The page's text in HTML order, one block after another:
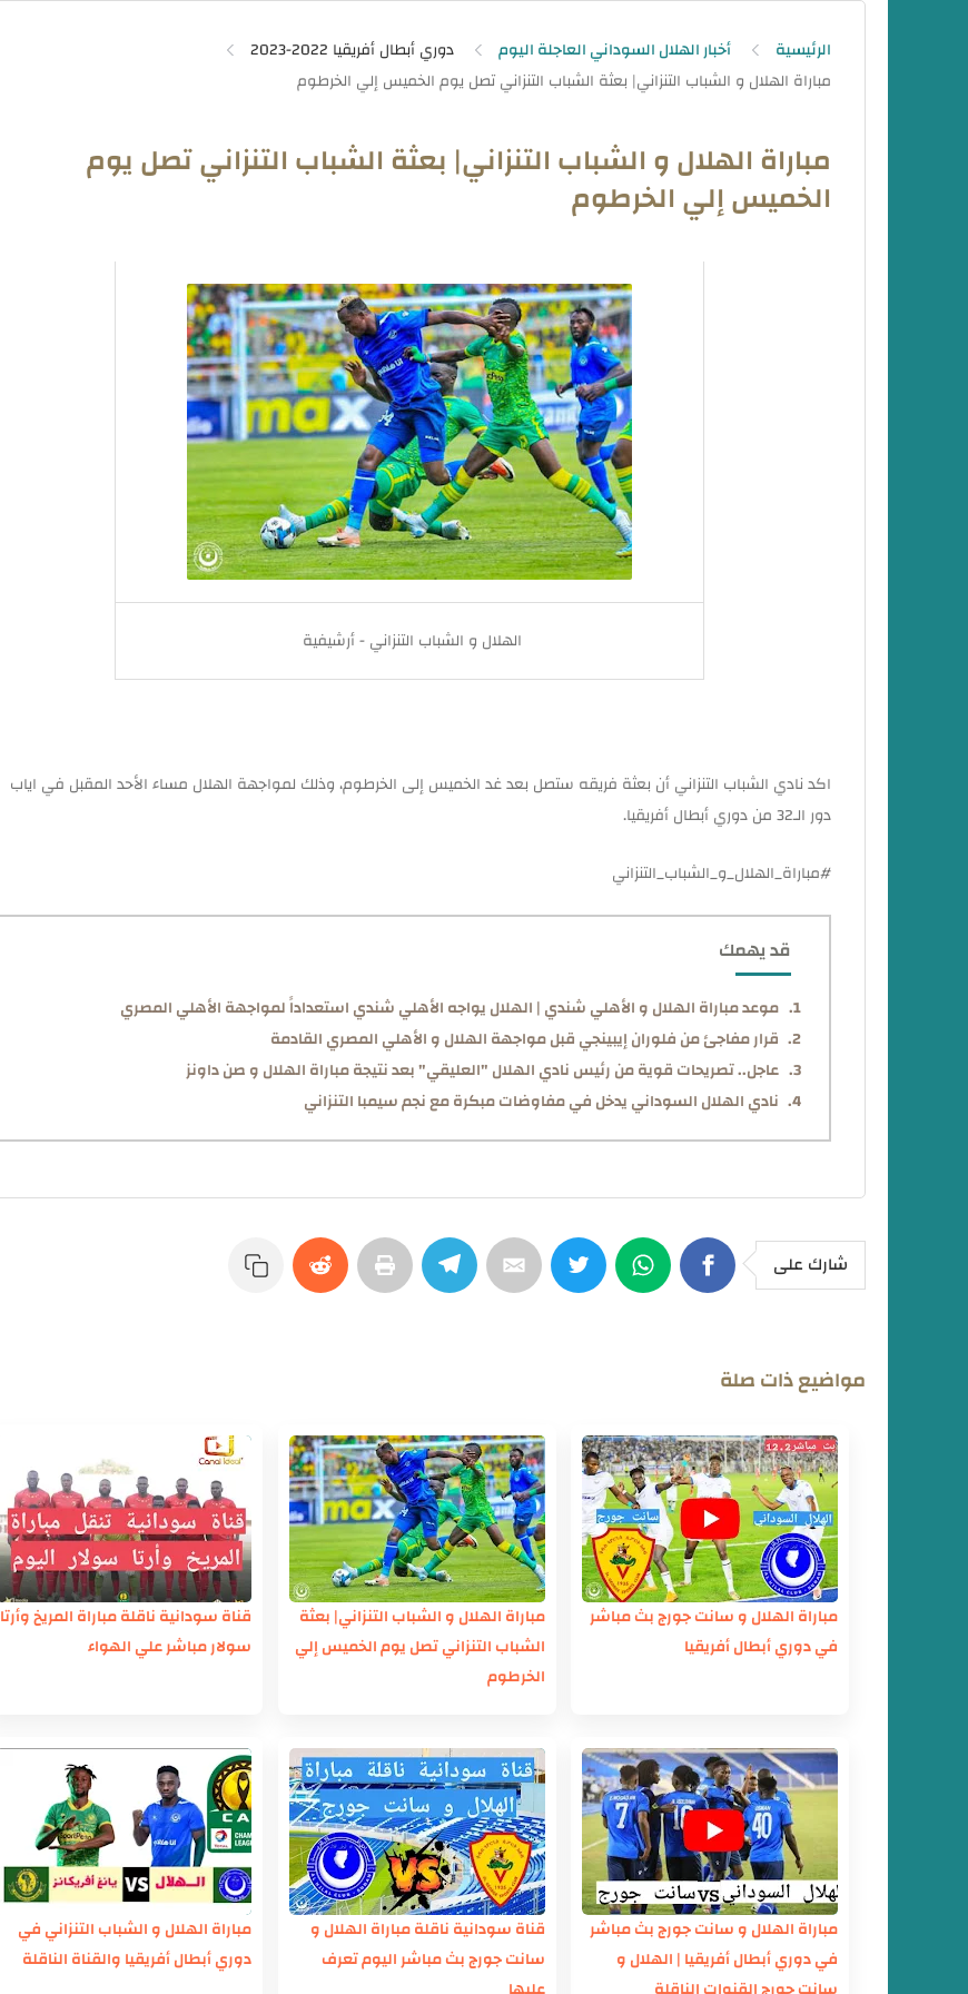
الرئيسية أخبار الهلال السوداني العاجلة اليوم دوري أبطال أفريقيا 2022-2023
مباراة الهلال و الشباب التنزاني| بعثة الشباب التنزاني تصل يوم
الخميس إلي الخرطوم
الهلال و الشباب التنزاني - أرشيفية
اكد نادي الشباب التنزاني أن بعثة فريقه ستصل بعد غد الخميس إلى الخرطوم، وذلك لمواجهة الهلال مساء الأحد المقبل في اياب
دور الـ32 من دوري أبطال أفريقيا.
#مباراة_الهلال_و_الشباب_التنزاني
قد يهمك
موعد مباراة الهلال و الأهلي شندي | الهلال يواجه الأهلي شندي استعداداً لمواجهة الأهلي المصري
قرار مفاجئ من فلوران إيبينجي قبل مواجهة الهلال و الأهلي المصري القادمة
عاجل.. تصريحات قوية من رئيس نادي الهلال "العليقي" بعد نتيجة مباراة الهلال و صن داونز
نادي الهلال السوداني يدخل في مفاوضات مبكرة مع نجم سيمبا التنزاني
شارك على
مواضيع ذات صلة
مباراة الهلال و سانت جورج بث مباشر
في دوري أبطال أفريقيا
مباراة الهلال و الشباب التنزاني| بعثة
الشباب التنزاني تصل يوم الخميس إلي
الخرطوم
قناة سودانية ناقلة مباراة المريخ وأرتا
سولار مباشر علي الهواء
مباراة الهلال و سانت جورج بث مباشر
في دوري أبطال أفريقيا | الهلال و
قناة سودانية ناقلة مباراة الهلال و
سانت جورج بث مباشر اليوم تعرف
مباراة الهلال و الشباب التنزاني في
دوري أبطال أفريقيا والقناة الناقلة